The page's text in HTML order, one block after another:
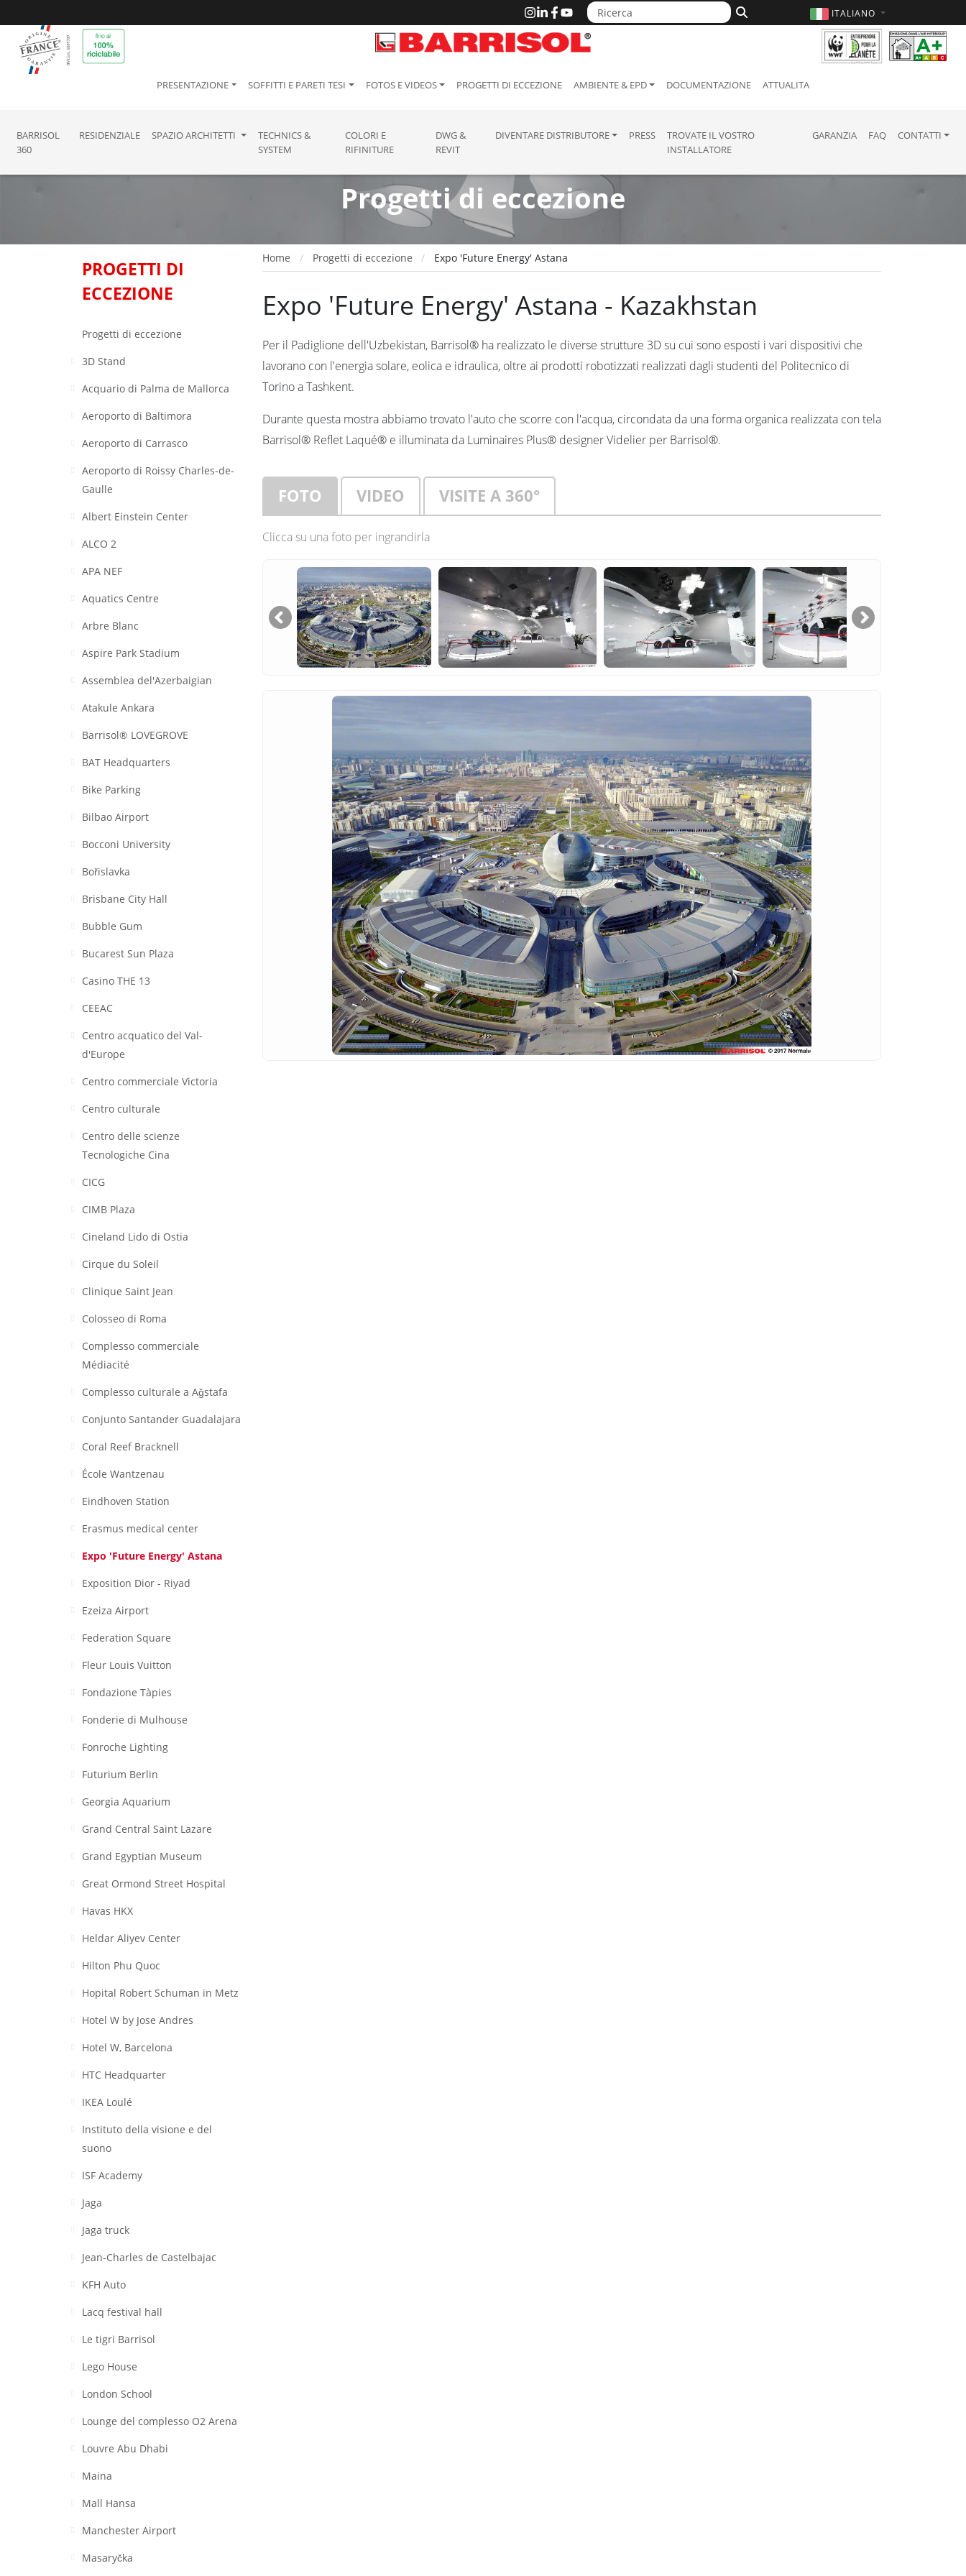
ITALIANO
PRESENTAZIONE SOFFITTI E PARETI TESI FOTOS E VIDEOS PROGETTI DI ECCEZIONE AMBIENTE & EPD DOCUMENTAZIONE ATTUALITA
BARRISOL
360
RESIDENZIALE SPAZIO ARCHITETTI
TECHNICS &
SYSTEM
COLORI E
RIFINITURE
DWG &
REVIT
DIVENTARE DISTRIBUTORE PRESS
TROVATE IL VOSTRO
INSTALLATORE
GARANZIA FAQ CONTATTI
Progetti di eccezione
PROGETTI DI
ECCEZIONE
Progetti di eccezione
3D Stand
Acquario di Palma de Mallorca
Aeroporto di Baltimora
Aeroporto di Carrasco
Aeroporto di Roissy Charles-de-
Gaulle
Albert Einstein Center
ALCO 2
APA NEF
Aquatics Centre
Arbre Blanc
Aspire Park Stadium
Assemblea del'Azerbaigian
Atakule Ankara
Barrisol® LOVEGROVE
BAT Headquarters
Bike Parking
Bilbao Airport
Bocconi University
Bořislavka
Brisbane City Hall
Bubble Gum
Bucarest Sun Plaza
Casino THE 13
CEEAC
Centro acquatico del Val-
d'Europe
Centro commerciale Victoria
Centro culturale
Centro delle scienze
Tecnologiche Cina
CICG
CIMB Plaza
Cineland Lido di Ostia
Cirque du Soleil
Clinique Saint Jean
Colosseo di Roma
Complesso commerciale
Médiacité
Complesso culturale a Aǧstafa
Conjunto Santander Guadalajara
Coral Reef Bracknell
École Wantzenau
Eindhoven Station
Erasmus medical center
Expo 'Future Energy' Astana
Exposition Dior - Riyad
Ezeiza Airport
Federation Square
Fleur Louis Vuitton
Fondazione Tàpies
Fonderie di Mulhouse
Fonroche Lighting
Futurium Berlin
Georgia Aquarium
Grand Central Saint Lazare
Grand Egyptian Museum
Great Ormond Street Hospital
Havas HKX
Heldar Aliyev Center
Hilton Phu Quoc
Hopital Robert Schuman in Metz
Hotel W by Jose Andres
Hotel W, Barcelona
HTC Headquarter
IKEA Loulé
Instituto della visione e del
suono
ISF Academy
Jaga
Jaga truck
Jean-Charles de Castelbajac
KFH Auto
Lacq festival hall
Le tigri Barrisol
Lego House
London School
Lounge del complesso O2 Arena
Louvre Abu Dhabi
Maina
Mall Hansa
Manchester Airport
Masaryčka
Home Progetti di eccezione Expo 'Future Energy' Astana
Expo 'Future Energy' Astana - Kazakhstan
Per il Padiglione dell'Uzbekistan, Barrisol® ha realizzato le diverse strutture 3D su cui sono esposti i vari dispositivi che
lavorano con l'energia solare, eolica e idraulica, oltre ai prodotti robotizzati realizzati dagli studenti del Politecnico di
Torino a Tashkent.
Durante questa mostra abbiamo trovato l'auto che scorre con l'acqua, circondata da una forma organica realizzata con tela
Barrisol® Reflet Laqué® e illuminata da Luminaires Plus® designer Videlier per Barrisol®.
FOTO VIDEO VISITE A 360°
Clicca su una foto per ingrandirla